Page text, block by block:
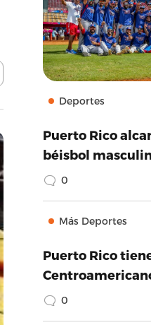
Deportes
Puerto Rico
béisbol
0
Más Deportes
Puerto Rico
0